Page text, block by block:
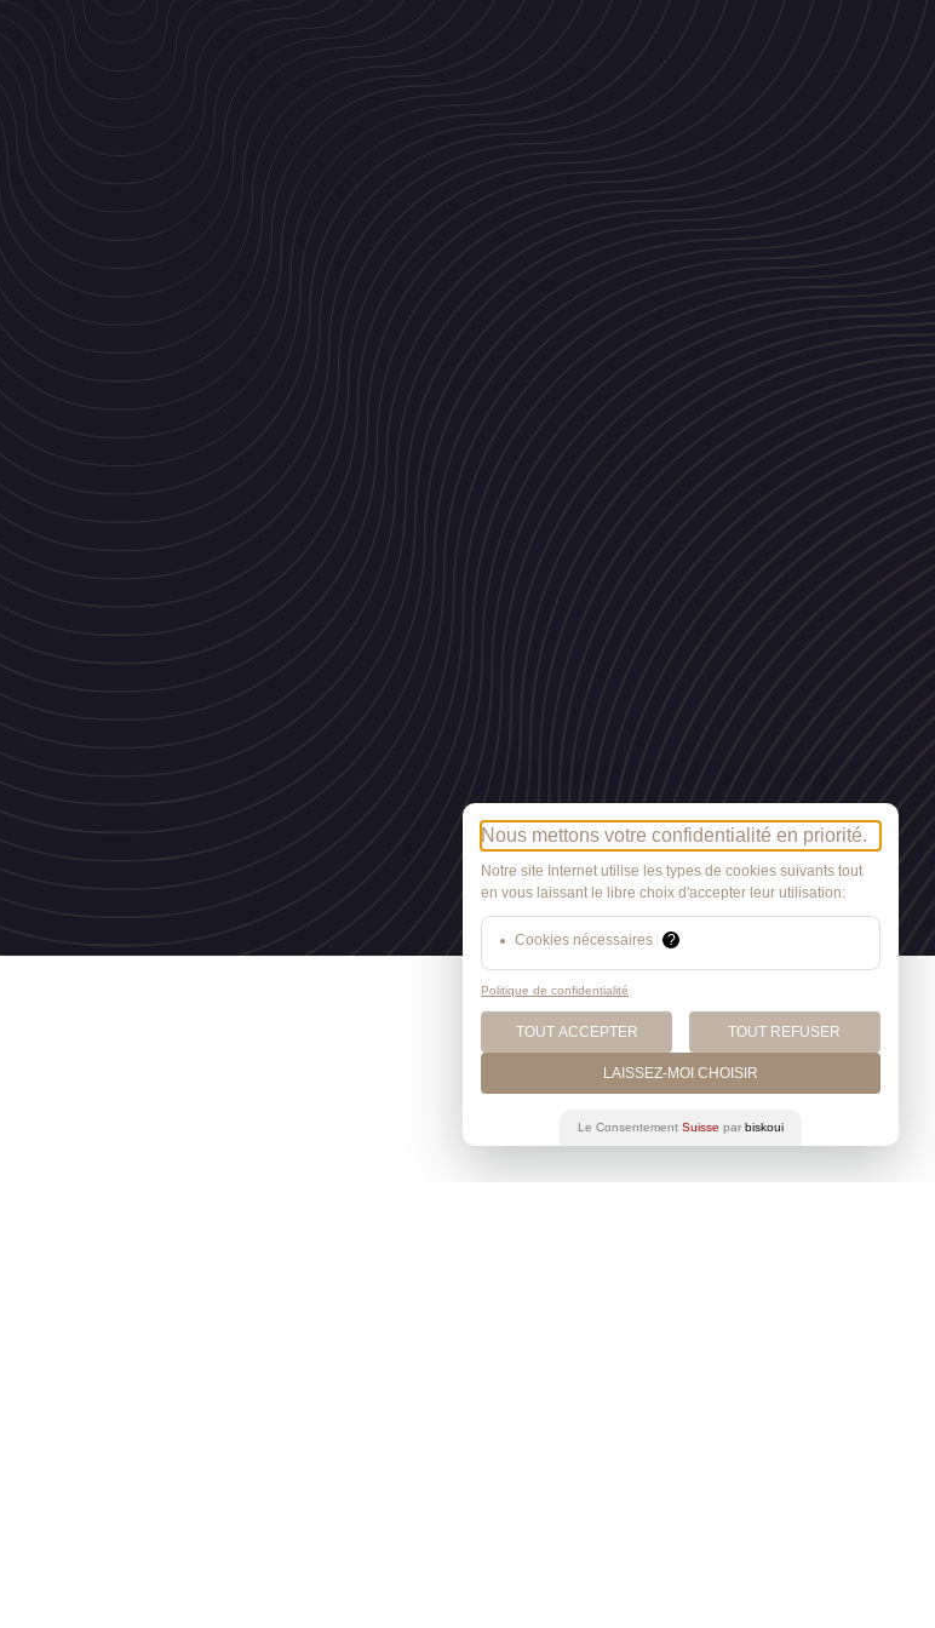
Nous mettons votre confidentialité en priorité.
Notre site Internet utilise les types de cookies suivants tout
en vous laissant le libre choix d'accepter leur utilisation:
Cookies nécessaires ?
Politique de confidentialité
TOUT ACCEPTER TOUT REFUSER
LAISSEZ-MOI CHOISIR
Le Consentement Suisse par biskoui